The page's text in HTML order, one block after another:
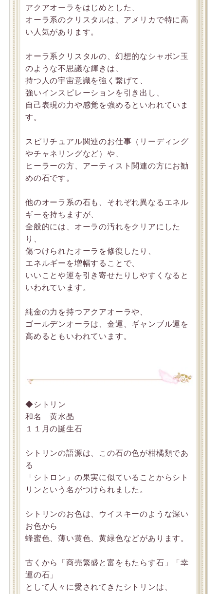
アクアオーラをはじめとした、
オーラ系のクリスタルは、アメリカで特に高
い人気があります。
オーラ系クリスタルの、幻想的なシャボン玉
のような不思議な輝きは、
持つ人の宇宙意識を強く繋げて、
強いインスピレーションを引き出し、
自己表現の力や感覚を強めるといわれていま
す。
スピリチュアル関連のお仕事（リーディング
やチャネリングなど）や、
ヒーラーの方、アーティスト関連の方にお勧
めの石です。
他のオーラ系の石も、それぞれ異なるエネル
ギーを持ちますが、
全般的には、オーラの汚れをクリアにした
り、
傷つけられたオーラを修復したり、
エネルギーを増幅することで、
いいことや運を引き寄せたりしやすくなると
いわれています。
純金の力を持つアクアオーラや、
ゴールデンオーラは、金運、ギャンブル運を
高めるともいわれています。
◆シトリン
和名 黄水晶
１１月の誕生石
シトリンの語源は、この石の色が柑橘類であ
る
「シトロン」の果実に似ていることからシト
リンという名がつけられました。
シトリンのお色は、ウイスキーのような深い
お色から
蜂蜜色、薄い黄色、黄緑色などがあります。
古くから「商売繁盛と富をもたらす石」「幸
運の石」
として人々に愛されてきたシトリンは、